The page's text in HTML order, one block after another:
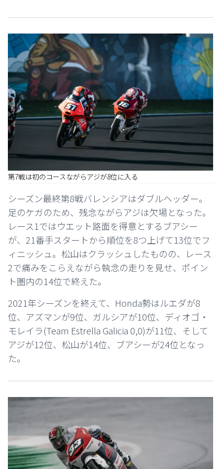
第7戦は初のコースながらアジが8位に入る
シーズン最終第8戦バレンシアはダブルヘッダー。
足のケガのため、残念ながらアジは欠場となった。
レース1ではウエット路面を得意とするブアシー
が、21番手スタートから順位を8つ上げて13位でフ
ィニッシュ。松山はクラッシュしたものの、レース
2で痛みをこらえながら執念の走りを見せ、ポイン
ト圏内の14位で終えた。
2021年シーズンを終えて、Honda勢はルエダが8
位、アズマンが9位、ガルシアが10位、ディオゴ・
モレイラ(Team Estrella Galicia 0,0)が11位、そして
アジが12位、松山が14位、ブアシーが24位となっ
た。